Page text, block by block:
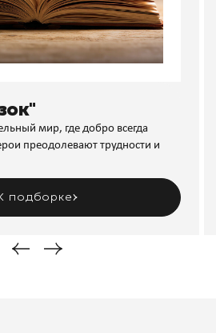
мир, где добро всегда
преодолевают трудности и
подборке